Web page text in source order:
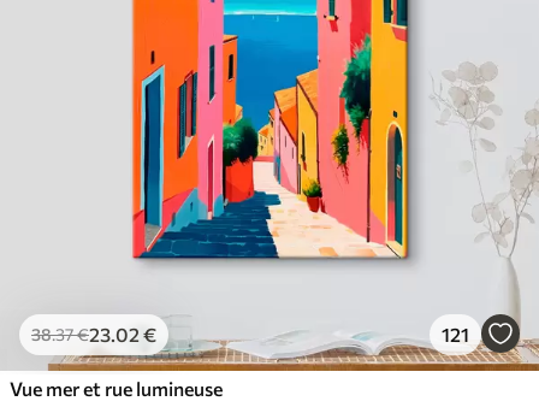
38.37€23.02 € 121
Vue mer et rue lumineuse